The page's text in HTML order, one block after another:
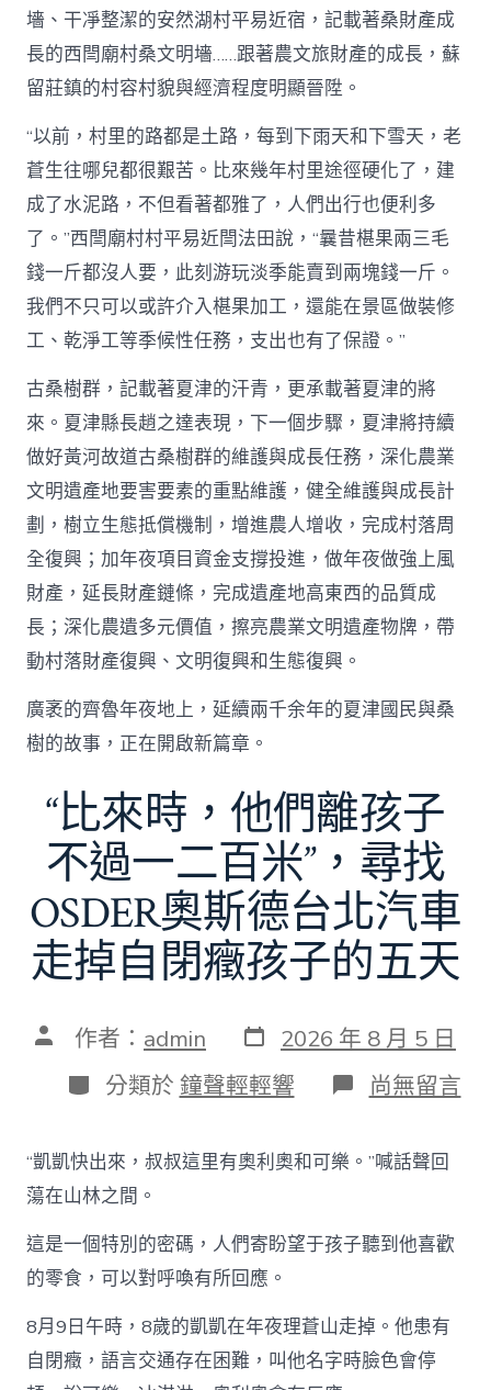
墻、干凈整潔的安然湖村平易近宿，記載著桑財產成
長的西閆廟村桑文明墻……跟著農文旅財產的成長，蘇
留莊鎮的村容村貌與經濟程度明顯晉陞。
“以前，村里的路都是土路，每到下雨天和下雪天，老
蒼生往哪兒都很艱苦。比來幾年村里途徑硬化了，建
成了水泥路，不但看著都雅了，人們出行也便利多
了。”西閆廟村村平易近閆法田說，“曩昔椹果兩三毛
錢一斤都沒人要，此刻游玩淡季能賣到兩塊錢一斤。
我們不只可以或許介入椹果加工，還能在景區做裝修
工、乾淨工等季候性任務，支出也有了保證。”
古桑樹群，記載著夏津的汗青，更承載著夏津的將
來。夏津縣長趙之達表現，下一個步驟，夏津將持續
做好黃河故道古桑樹群的維護與成長任務，深化農業
文明遺產地要害要素的重點維護，健全維護與成長計
劃，樹立生態抵償機制，增進農人增收，完成村落周
全復興；加年夜項目資金支撐投進，做年夜做強上風
財產，延長財產鏈條，完成遺產地高東西的品質成
長；深化農遺多元價值，擦亮農業文明遺產物牌，帶
動村落財產復興、文明復興和生態復興。
廣袤的齊魯年夜地上，延續兩千余年的夏津國民與桑
樹的故事，正在開啟新篇章。
“比來時，他們離孩子
不過一二百米”，尋找
OSDER奧斯德台北汽車
走掉自閉癥孩子的五天
文 作者： admin 發
表
日
期
2026 年 8 月 5 日
分
類
分類於 鐘聲輕輕響 在
〈“比
時，
他
孩
子
一
二
百
尚無留言
“凱凱快出來，叔叔這里有奧利奧和可樂。”喊話聲回
蕩在山林之間。
這是一個特別的密碼，人們寄盼望于孩子聽到他喜歡
的零食，可以對呼喚有所回應。
8月9日午時，8歲的凱凱在年夜理蒼山走掉。他患有
自閉癥，語言交通存在困難，叫他名字時臉色會停